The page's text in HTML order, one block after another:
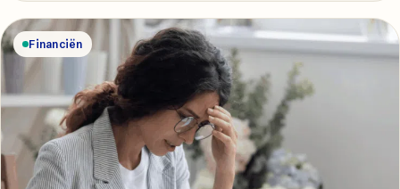
Financiën